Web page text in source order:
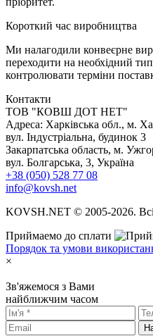
Короткий час виробництва
Ми налагодили конвеєрне
переходити на необхідний
контролювати терміни
Контакти
TOB "КОВШ ДОТ НЕТ"
Адреса: Харківська обл., м.
вул. Індустріальна, будинок 3
Закарпатська область, м.
вул. Болгарська, 3, Україна
+38 (050) 528 77 08
info@kovsh.net
KOVSH.NET © 2005-2026.
Приймаемо до сплати
Порядок та умови
×
Зв'яжемося з Вами
найближчим часом